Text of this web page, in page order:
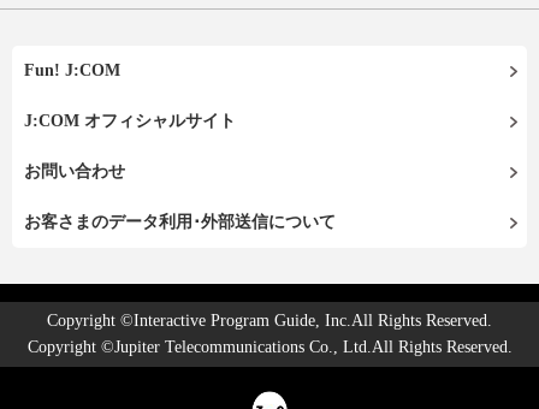
Fun! J:COM
J:COM オフィシャルサイト
お問い合わせ
お客さまのデータ利用･外部送信について
Copyright ©Interactive Program Guide, Inc.All Rights Reserved.
Copyright ©Jupiter Telecommunications Co., Ltd.All Rights Reserved.